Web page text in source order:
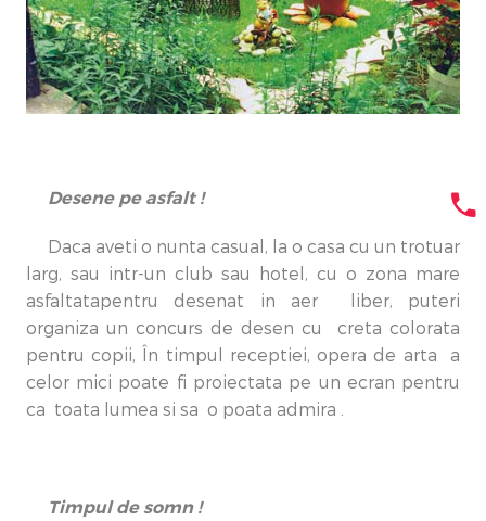
Desene pe asfalt !
Daca aveti o nunta casual, la o casa cu un trotuar
larg, sau intr-un club sau hotel, cu o zona mare
asfaltatapentru desenat in aer liber, puteri
organiza un concurs de desen cu creta colorata
pentru copii, În timpul receptiei, opera de arta a
celor mici poate fi proiectata pe un ecran pentru
ca toata lumea si sa o poata admira .
Timpul de somn !